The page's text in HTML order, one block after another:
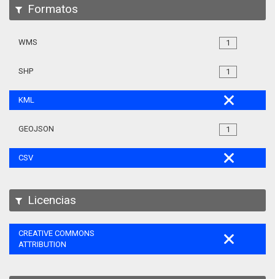
Formatos
1
WMS
1
SHP
KML
1
GEOJSON
CSV
Licencias
CREATIVE COMMONS
ATTRIBUTION